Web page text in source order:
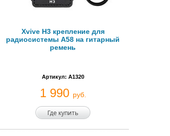
Xvive H3 крепление для
радиосистемы A58 на гитарный
ремень
Артикул: A1320
1 990 руб.
Где купить